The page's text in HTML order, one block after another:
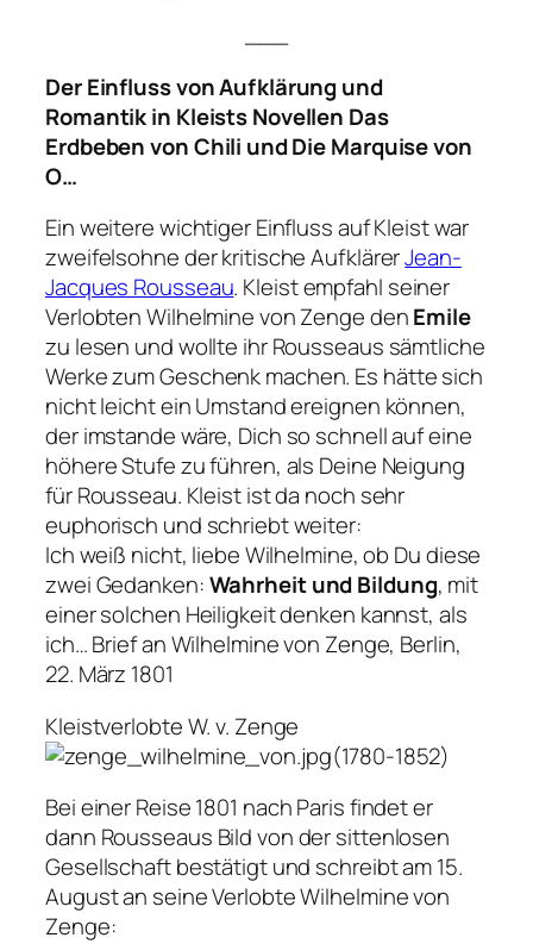
___
Der Einfluss von Aufklärung und
Romantik in Kleists Novellen Das
Erdbeben von Chili und Die Marquise von
O…
Ein weitere wichtiger Einfluss auf Kleist war
zweifelsohne der kritische AufklärerJean-
Jacques Rousseau. Kleist empfahl seiner
Verlobten Wilhelmine von Zenge denEmile
zu lesen und wollte ihr Rousseaus sämtliche
Werke zum Geschenk machen. Es hätte sich
nicht leicht ein Umstand ereignen können,
der imstande wäre, Dich so schnell auf eine
höhere Stufe zu führen, als Deine Neigung
für Rousseau. Kleist ist da noch sehr
euphorisch und schriebt weiter:
Ich weiß nicht, liebe Wilhelmine, ob Du diese
zwei Gedanken:Wahrheit und Bildung, mit
einer solchen Heiligkeit denken kannst, als
ich…Brief an Wilhelmine von Zenge, Berlin,
22. März 1801
Kleistverlobte W. v. Zenge
(1780-1852)
Bei einer Reise 1801 nach Paris findet er
dann Rousseaus Bild von der sittenlosen
Gesellschaft bestätigt und schreibt am 15.
August an seine Verlobte Wilhelmine von
Zenge: